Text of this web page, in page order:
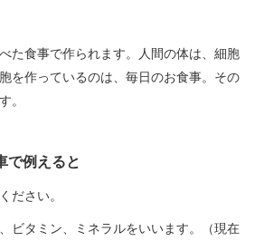
た食事で作られます。人間の体は、細胞
を作っているのは、毎日のお食事。その
。
で例えると
ださい。
ビタミン、ミネラルをいいます。（現在